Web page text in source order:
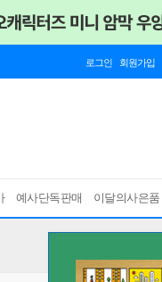
로그인 회원가입
예사단독판매 이달의사은품